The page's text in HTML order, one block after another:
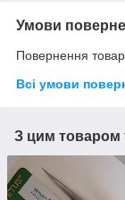
Умови
Повернення
Всі умови
З цим товаром